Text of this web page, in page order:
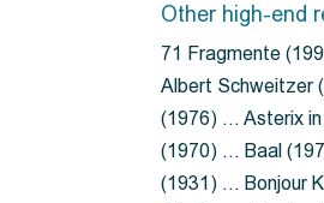
Other high-end
71 Fragmente
Albert Schweitzer
(1976) … Asterix
(1970) … Baal
(1931) … Bonjour